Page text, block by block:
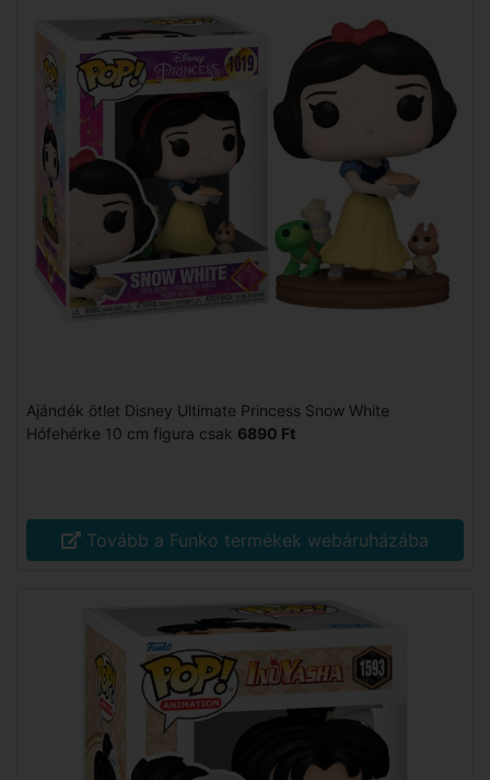
Ajándék ötlet Disney Ultimate Princess Snow White
Hófehérke 10 cm figura csak 6890 Ft
Tovább a Funko termékek webáruházába